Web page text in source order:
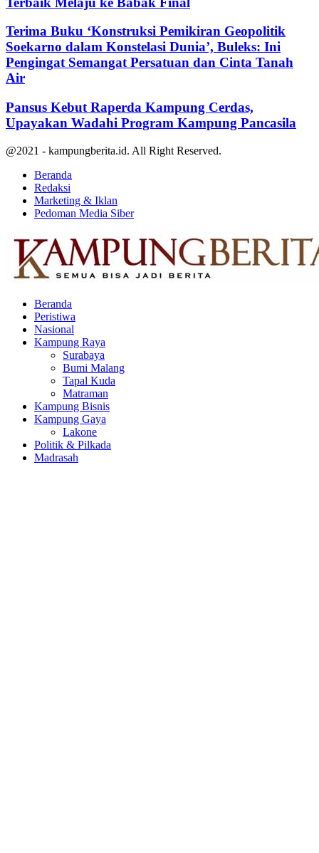
Terima Buku ‘Konstruksi Pemikiran Geopolitik
Soekarno dalam Konstelasi Dunia’, Buleks: Ini
Pengingat Semangat Persatuan dan Cinta Tanah
Air
Pansus Kebut Raperda Kampung Cerdas,
Upayakan Wadahi Program Kampung Pancasila
@2021 - kampungberita.id. All Right Reserved.
Beranda
Redaksi
Marketing & Iklan
Pedoman Media Siber
Beranda
Peristiwa
Nasional
Kampung Raya
Surabaya
Bumi Malang
Tapal Kuda
Matraman
Kampung Bisnis
Kampung Gaya
Lakone
Politik & Pilkada
Madrasah